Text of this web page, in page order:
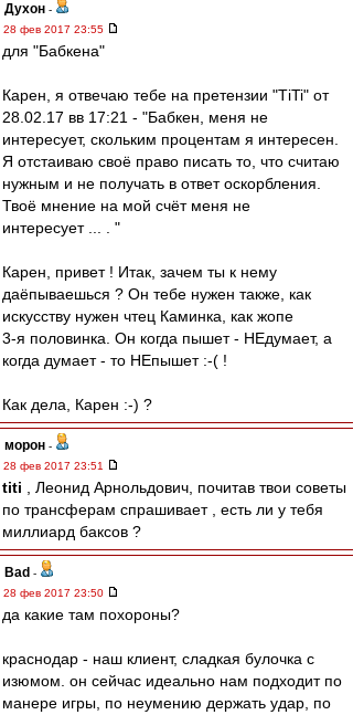
Духон -
28 фев 2017 23:55
для "Бабкена"
Карен, я отвечаю тебе на претензии "ТiTi" от
28.02.17 вв 17:21 - "Бабкен, меня не
интересует, скольким процентам я интересен.
Я отстаиваю своё право писать то, что считаю
нужным и не получать в ответ оскорбления.
Твоё мнение на мой счёт меня не
интересует ... . "
Карен, привет ! Итак, зачем ты к нему
даёпываешься ? Он тебе нужен также, как
искусству нужен чтец Каминка, как жопе
3-я половинка. Он когда пышет - НЕдумает, а
когда думает - то НЕпышет :-( !
Как дела, Карен :-) ?
морон -
28 фев 2017 23:51
titi
, Леонид Арнольдович, почитав твои советы
по трансферам спрашивает , есть ли у тебя
миллиард баксов ?
Bad -
28 фев 2017 23:50
да какие там похороны?
краснодар - наш клиент, сладкая булочка с
изюмом. он сейчас идеально нам подходит по
манере игры, по неумению держать удар, по